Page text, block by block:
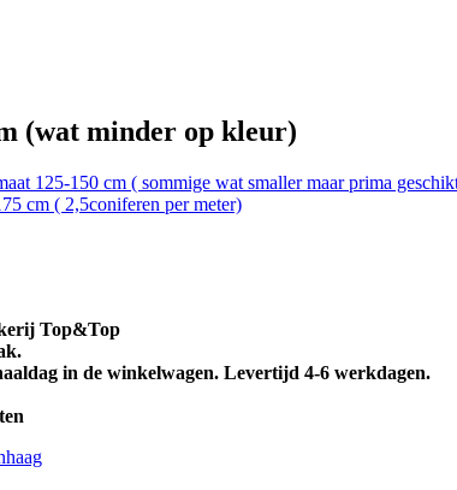
(wat minder op kleur)
125-150 cm ( sommige wat smaller maar prima
cm ( 2,5coniferen per meter)
Top&Top
in de winkelwagen. Levertijd 4-6 werkdagen.